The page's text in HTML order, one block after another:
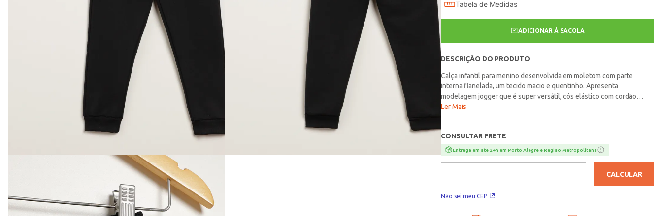
Tabela de Medidas
ADICIONAR À SACOLA
DESCRIÇÃO DO PRODUTO
Calça infantil para menino desenvolvida em moletom com parte
interna flanelada, um tecido macio e quentinho. Apresenta
modelagem jogger que é super versátil, cós elástico com cordão
funcional para ajuste, bolsos frontais funcionais e barra com
poliéster
Ler Mais
CONSULTAR FRETE
Entrega em ate 24h em Porto Alegre e Regiao Metropolitana
Não sei meu CEP
CALCULAR